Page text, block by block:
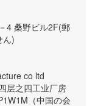
4 桑野ビル2F(郵
ん)
co ltd
层之四工业厂房
（中国の会